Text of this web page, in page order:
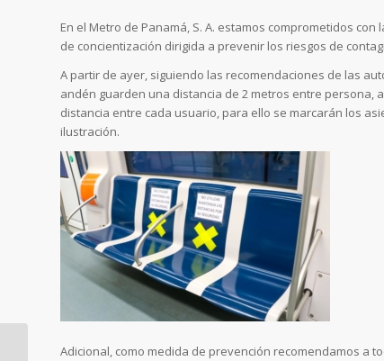
En el Metro de Panamá, S. A. estamos comprometidos
de concientización dirigida a prevenir los riesgos de
A partir de ayer, siguiendo las recomendaciones de las
andén guarden una distancia de 2 metros entre persona,
distancia entre cada usuario, para ello se marcarán los
ilustración.
Adicional, como medida de prevención recomendamos a